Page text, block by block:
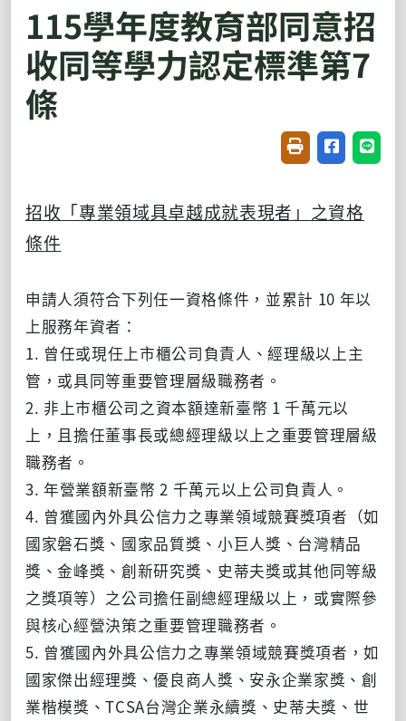
115學年度教育部同意招
收同等學力認定標準第7
條
友善列印(開新視
分享至臉書
分享
招收「專業領域具卓越成就表現者」之資格
條件
申請人須符合下列任一資格條件，並累計 10 年以
上服務年資者：
1. 曾任或現任上市櫃公司負責人、經理級以上主
管，或具同等重要管理層級職務者。
2. 非上市櫃公司之資本額達新臺幣 1 千萬元以
上，且擔任董事長或總經理級以上之重要管理層級
職務者。
3. 年營業額新臺幣 2 千萬元以上公司負責人。
4. 曾獲國內外具公信力之專業領域競賽獎項者（如
國家磐石獎、國家品質獎、小巨人獎、台灣精品
獎、金峰獎、創新研究獎、史蒂夫獎或其他同等級
之獎項等）之公司擔任副總經理級以上，或實際參
與核心經營決策之重要管理職務者。
5. 曾獲國內外具公信力之專業領域競賽獎項者，如
國家傑出經理獎、優良商人獎、安永企業家獎、創
業楷模獎、TCSA台灣企業永續獎、史蒂夫獎、世